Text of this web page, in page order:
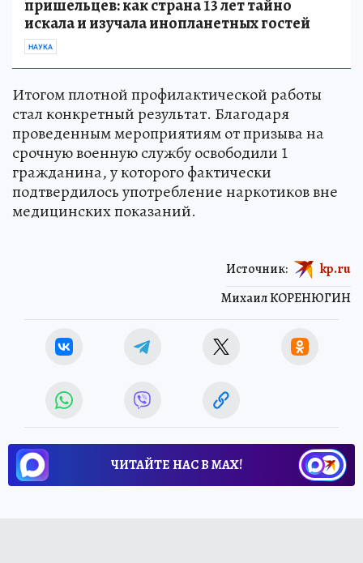
пришельцев: как страна 13 лет тайно
искала и изучала инопланетных гостей
НАУКА
Итогом плотной профилактической работы
стал конкретный результат. Благодаря
проведенным мероприятиям от призыва на
срочную военную службу освободили 1
гражданина, у которого фактически
подтвердилось употребление наркотиков вне
медицинских показаний.
Михаил КОРЕНЮГИН
Источник: kp.ru
ЧИТАЙТЕ НАС В МАХ!